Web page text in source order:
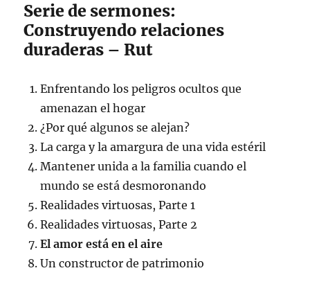
Serie de sermones:
Construyendo relaciones
duraderas – Rut
Enfrentando los peligros ocultos que
amenazan el hogar
¿Por qué algunos se alejan?
La carga y la amargura de una vida estéril
Mantener unida a la familia cuando el
mundo se está desmoronando
Realidades virtuosas, Parte 1
Realidades virtuosas, Parte 2
El amor está en el aire
Un constructor de patrimonio